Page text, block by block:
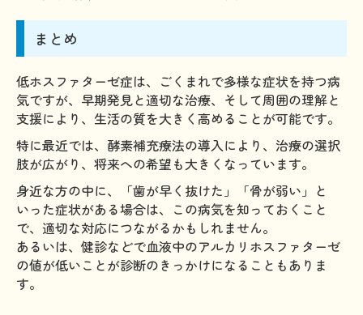
まとめ
低ホスファターゼ症は、ごくまれで多様な症状を持つ病
気ですが、早期発見と適切な治療、そして周囲の理解と
支援により、生活の質を大きく高めることが可能です。
特に最近では、酵素補充療法の導入により、治療の選択
肢が広がり、将来への希望も大きくなっています。
身近な方の中に、「歯が早く抜けた」「骨が弱い」と
いった症状がある場合は、この病気を知っておくこと
で、適切な対応につながるかもしれません。
あるいは、健診などで血液中のアルカリホスファターゼ
の値が低いことが診断のきっかけになることもありま
す。